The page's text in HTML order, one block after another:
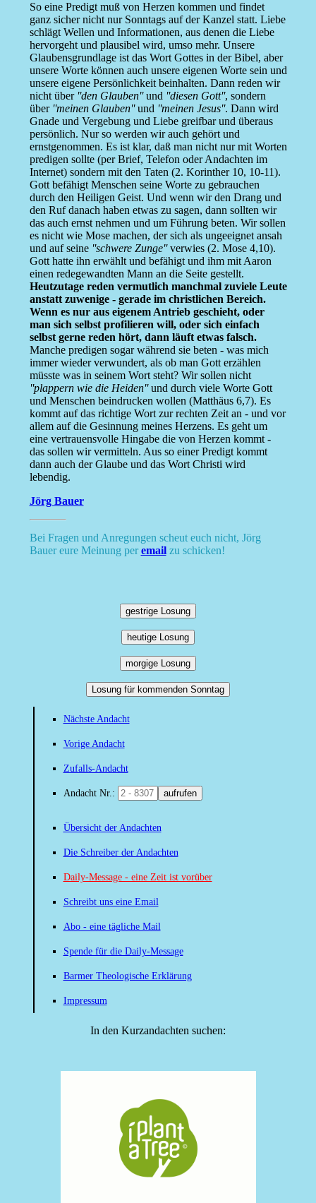
So eine Predigt muß von Herzen kommen und findet
ganz sicher nicht nur Sonntags auf der Kanzel statt. Liebe
schlägt Wellen und Informationen, aus denen die Liebe
hervorgeht und plausibel wird, umso mehr. Unsere
Glaubensgrundlage ist das Wort Gottes in der Bibel, aber
unsere Worte können auch unsere eigenen Worte sein und
unsere eigene Persönlichkeit beinhalten. Dann reden wir
nicht über ''den Glauben''und ''diesen Gott'', sondern
über ''meinen Glauben''und ''meinen Jesus''. Dann wird
Gnade und Vergebung und Liebe greifbar und überaus
persönlich. Nur so werden wir auch gehört und
ernstgenommen. Es ist klar, daß man nicht nur mit Worten
predigen sollte (per Brief, Telefon oder Andachten im
Internet) sondern mit den Taten (2. Korinther 10, 10-11).
Gott befähigt Menschen seine Worte zu gebrauchen
durch den Heiligen Geist. Und wenn wir den Drang und
den Ruf danach haben etwas zu sagen, dann sollten wir
das auch ernst nehmen und um Führung beten. Wir sollen
es nicht wie Mose machen, der sich als ungeeignet ansah
und auf seine ''schwere Zunge''verwies (2. Mose 4,10).
Gott hatte ihn erwählt und befähigt und ihm mit Aaron
einen redegewandten Mann an die Seite gestellt.
Heutzutage reden vermutlich manchmal zuviele Leute
anstatt zuwenige - gerade im christlichen Bereich.
Wenn es nur aus eigenem Antrieb geschieht, oder
man sich selbst profilieren will, oder sich einfach
selbst gerne reden hört, dann läuft etwas falsch.
Manche predigen sogar während sie beten - was mich
immer wieder verwundert, als ob man Gott erzählen
müsste was in seinem Wort steht? Wir sollen nicht
''plappern wie die Heiden''und durch viele Worte Gott
und Menschen beindrucken wollen (Matthäus 6,7). Es
kommt auf das richtige Wort zur rechten Zeit an - und vor
allem auf die Gesinnung meines Herzens. Es geht um
eine vertrauensvolle Hingabe die von Herzen kommt -
das sollen wir vermitteln. Aus so einer Predigt kommt
dann auch der Glaube und das Wort Christi wird
lebendig.
Jörg Bauer
Bei Fragen und Anregungen scheut euch nicht, Jörg
Bauer eure Meinung peremailzu schicken!
gestrige Losung
heutige Losung
morgige Losung
Losung für kommenden Sonntag
Nächste Andacht
Vorige Andacht
Zufalls-Andacht
Andacht Nr.: aufrufen
Übersicht der Andachten
Die Schreiber der Andachten
Daily-Message - eine Zeit ist vorüber
Schreibt uns eine Email
Abo - eine tägliche Mail
Spende für die Daily-Message
Barmer Theologische Erklärung
Impressum
In den Kurzandachten suchen: